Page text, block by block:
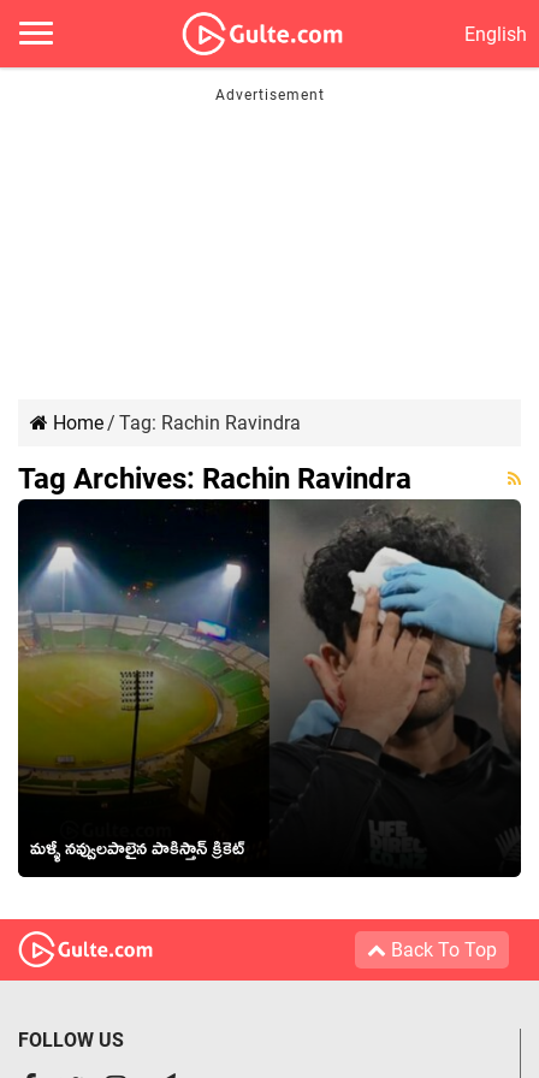
English
Home/ Tag: Rachin Ravindra
Tag Archives: Rachin Ravindra
మళ్ళీ నవ్వులపాలైన పాకిస్తాన్ క్రికెట్
Back To Top
FOLLOW US